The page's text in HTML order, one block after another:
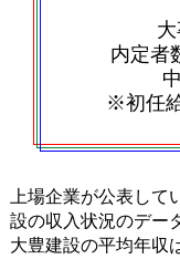
大
内定者
※初任
上場企業が公表し
設の収入状況のデー
大豊建設の平均年収